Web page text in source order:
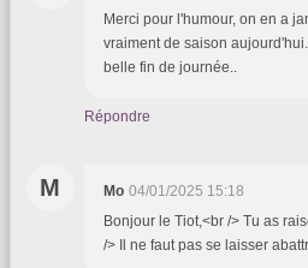
Merci pour l'humour, on en a
vraiment de saison
belle fin de journée..
Répondre
M Mo 04/01/2025 15:18
Bonjour le Tiot,<br /> Tu as
/> Il ne faut pas se laisser